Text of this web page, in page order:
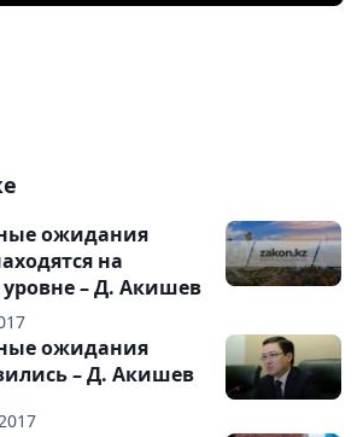
ожидания
на
– Д. Акишев
ожидания
– Д. Акишев